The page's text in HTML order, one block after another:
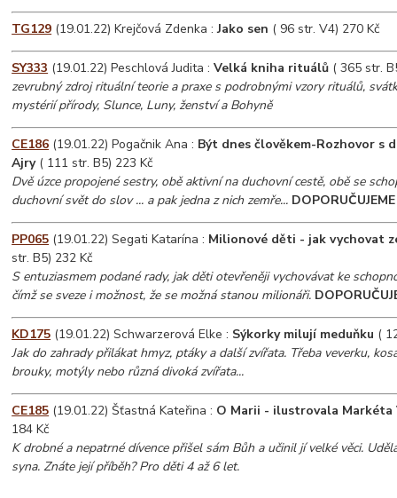
TG129 (19.01.22) Krejčová Zdenka :Jako sen ( 96 str. V4) 270 Kč
SY333 (19.01.22) Peschlová Judita :Velká kniha rituálů ( 365 str.
zevrubný zdroj rituální teorie a praxe s podrobnými vzory rituálů,
mystérií přírody, Slunce, Luny, ženství a Bohyně
CE186 (19.01.22) Pogačnik Ana : Být dnes člověkem-Rozhovor s
Ajry( 111 str. B5) 223 Kč
Dvě úzce propojené sestry, obě aktivní na duchovní cestě, obě se
duchovní svět do slov ... a pak jedna z nich zemře... DOPORUČUJEME
PP065 (19.01.22) Segati Katarína : Milionové děti - jak vychovat
str. B5) 232 Kč
S entuziasmem podané rady, jak děti otevřeněji vychovávat ke
čímž se sveze i možnost, že se možná stanou milionáři.
KD175 (19.01.22) Schwarzerová Elke : Sýkorky milují meduňku (
Jak do zahrady přilákat hmyz, ptáky a další zvířata. Třeba veverku,
brouky, motýly nebo různá divoká zvířata...
CE185 (19.01.22) Šťastná Kateřina : O Marii - ilustrovala Markéta
184 Kč
K drobné a nepatrné dívence přišel sám Bůh a učinil jí velké věci.
syna. Znáte její příběh? Pro děti 4 až 6 let.